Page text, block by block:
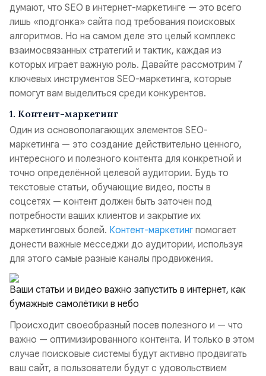
думают, что SEO в интернет-маркетинге — это всего
лишь «подгонка» сайта под требования поисковых
алгоритмов. Но на самом деле это целый комплекс
взаимосвязанных стратегий и тактик, каждая из
которых играет важную роль. Давайте рассмотрим 7
ключевых инструментов SEO-маркетинга, которые
помогут вам выделиться среди конкурентов.
1. Контент-маркетинг
Один из основополагающих элементов SEO-
маркетинга — это создание действительно ценного,
интересного и полезного контента для конкретной и
точно определённой целевой аудитории. Будь то
текстовые статьи, обучающие видео, посты в
соцсетях — контент должен быть заточен под
потребности ваших клиентов и закрытие их
маркетинговых болей. Контент-маркетинг помогает
донести важные месседжи до аудитории, используя
для этого самые разные каналы продвижения.
Ваши статьи и видео важно запустить в интернет, как
бумажные самолётики в небо
Происходит своеобразный посев полезного и — что
важно — оптимизированного контента. И только в этом
случае поисковые системы будут активно продвигать
ваш сайт, а пользователи будут с удовольствием